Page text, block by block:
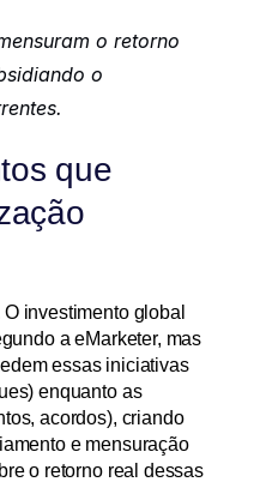
o retorno
o
que
O investimento global
a eMarketer, mas
essas iniciativas
enquanto as
acordos), criando
e mensuração
o retorno real dessas